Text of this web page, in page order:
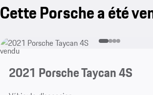
Cette Porsche a été
vendu
2021 Porsche Taycan 4S